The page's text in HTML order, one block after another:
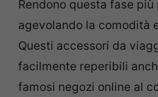
Rendono questa fase
agevolando la comodità
Questi accessori da
facilmente reperibili
famosi negozi online al